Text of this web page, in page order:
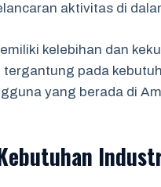
aktivitas di
kelebihan dan
pada
yang berada di